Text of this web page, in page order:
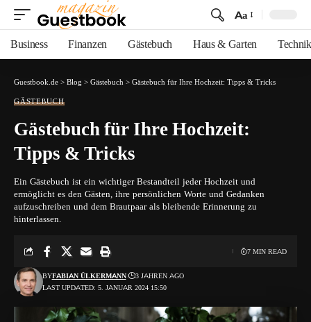
Font
Resizer
Aa
Business Finanzen Gästebuch Haus & Garten Technik
Guestbook.de > Blog > Gästebuch > Gästebuch für Ihre Hochzeit: Tipps & Tricks
GÄSTEBUCH
Gästebuch für Ihre Hochzeit:
Tipps & Tricks
Ein Gästebuch ist ein wichtiger Bestandteil jeder Hochzeit und
ermöglicht es den Gästen, ihre persönlichen Worte und Gedanken
aufzuschreiben und dem Brautpaar als bleibende Erinnerung zu
hinterlassen.
LAST UPDATED: 5. JANUAR 2024 15:50
BYFABIAN ÜLKERMANN 3 JAHREN AGO
7 MIN READ